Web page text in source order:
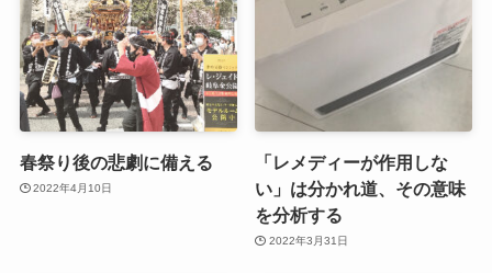
春祭り後の悲劇に備える
2022年4月10日
「レメディーが作用しな
い」は分かれ道、その意味
を分析する
2022年3月31日